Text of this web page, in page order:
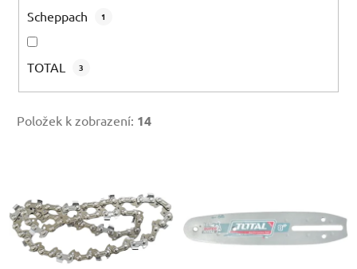
Scheppach 1
TOTAL 3
Položek k zobrazení: 14
p